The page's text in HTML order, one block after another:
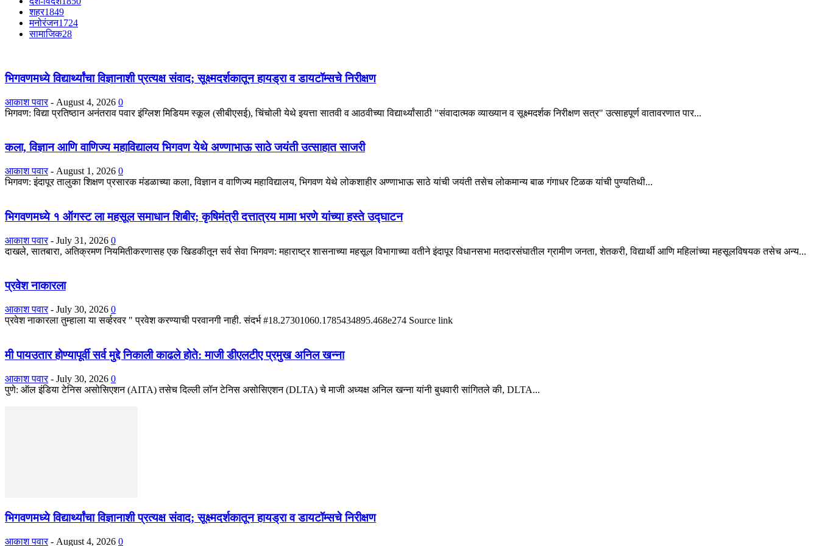
शहर1849
मनोरंजन1724
सामाजिक28
भिगवणमध्ये विद्यार्थ्यांचा विज्ञानाशी प्रत्यक्ष संवाद; सूक्ष्मदर्शकातून हायड्रा व डायटॉम्सचे निरीक्षण
आकाश पवार - August 4, 2026 0
भिगवण: विद्या प्रतिष्ठान अनंतराव पवार इंग्लिश मिडियम स्कूल (सीबीएसई), चिंचोली येथे इयत्ता सातवी व आठवीच्या विद्यार्थ्यांसाठी "संवादात्मक व्याख्यान व सूक्ष्मदर्शक निरीक्षण सत्र" उत्साहपूर्ण वातावरणात पार...
कला, विज्ञान आणि वाणिज्य महाविद्यालय भिगवण येथे अण्णाभाऊ साठे जयंती उत्साहात साजरी
आकाश पवार - August 1, 2026 0
भिगवण: इंदापूर तालुका शिक्षण प्रसारक मंडळाच्या कला, विज्ञान व वाणिज्य महाविद्यालय, भिगवण येथे लोकशाहीर अण्णाभाऊ साठे यांची जयंती तसेच लोकमान्य बाळ गंगाधर टिळक यांची पुण्यतिथी...
भिगवणमध्ये १ ऑगस्ट ला महसूल समाधान शिबीर; कृषिमंत्री दत्तात्रय मामा भरणे यांच्या हस्ते उद्घाटन
आकाश पवार - July 31, 2026 0
दाखले, सातबारा, अतिक्रमण नियमितीकरणासह एक खिडकीतून सर्व सेवा भिगवण: महाराष्ट्र शासनाच्या महसूल विभागाच्या वतीने इंदापूर विधानसभा मतदारसंघातील ग्रामीण जनता, शेतकरी, विद्यार्थी आणि महिलांच्या महसूलविषयक तसेच अन्य...
प्रवेश नाकारला
आकाश पवार - July 30, 2026 0
प्रवेश नाकारला तुम्हाला या सर्व्हरवर " प्रवेश करण्याची परवानगी नाही. संदर्भ #18.27301060.1785434895.468e274 Source link
मी पायउतार होण्यापूर्वी सर्व मुद्दे निकाली काढले होते: माजी डीएलटीए प्रमुख अनिल खन्ना
आकाश पवार - July 30, 2026 0
पुणे: ऑल इंडिया टेनिस असोसिएशन (AITA) तसेच दिल्ली लॉन टेनिस असोसिएशन (DLTA) चे माजी अध्यक्ष अनिल खन्ना यांनी बुधवारी सांगितले की, DLTA...
भिगवणमध्ये विद्यार्थ्यांचा विज्ञानाशी प्रत्यक्ष संवाद; सूक्ष्मदर्शकातून हायड्रा व डायटॉम्सचे निरीक्षण
आकाश पवार - August 4, 2026 0